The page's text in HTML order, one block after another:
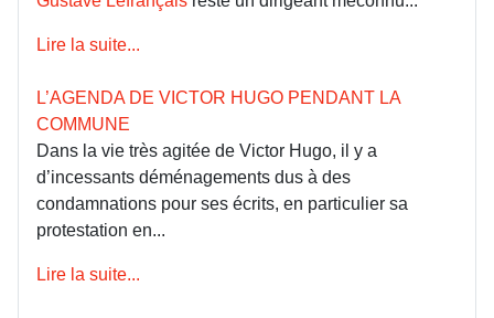
Lire la suite...
L’AGENDA DE VICTOR HUGO PENDANT LA
COMMUNE
Dans la vie très agitée de Victor Hugo, il y a
d’incessants déménagements dus à des
condamnations pour ses écrits, en particulier sa
protestation en...
Lire la suite...